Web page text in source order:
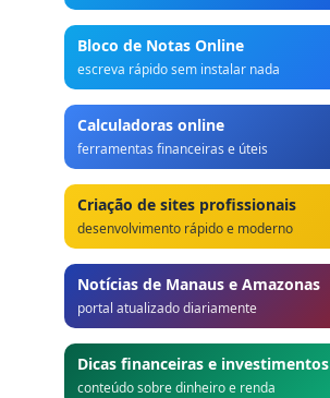
Bloco de Notas Online
escreva rápido sem instalar nada
Calculadoras online
ferramentas financeiras e úteis
Criação de sites profissionais
desenvolvimento rápido e moderno
Notícias de Manaus e Amazonas
portal atualizado diariamente
Dicas financeiras e investimentos
conteúdo sobre dinheiro e renda